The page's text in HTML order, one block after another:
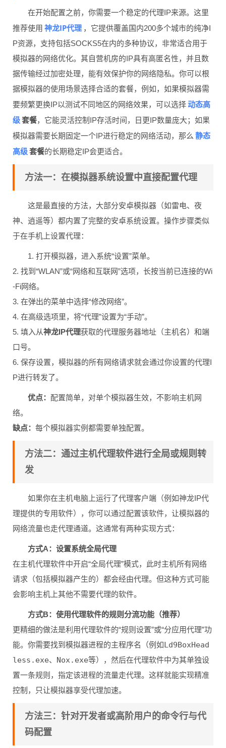
在开始配置之前，你需要一个稳定的代理IP来源。这里
推荐使用 神龙IP代理 ，它提供覆盖国内200多个城市的纯净I
P资源，支持包括SOCKS5在内的多种协议，非常适合用于
模拟器的网络优化。其自营机房的IP具有高匿名性，并且数
据传输经过加密处理，能有效保护你的网络隐私。你可以根
据模拟器的使用场景选择合适的套餐，例如，如果模拟器需
要频繁更换IP以测试不同地区的网络效果，可以选择动态高
级套餐，它能灵活控制IP存活时间，日更IP数量庞大；如果
模拟器需要长期固定一个IP进行稳定的网络活动，那么 静态
高级套餐的长期稳定IP会更适合。
方法一：在模拟器系统设置中直接配置代理
这是最直接的方法，大部分安卓模拟器（如雷电、夜
神、逍遥等）都内置了完整的安卓系统设置。操作步骤类似
于在手机上设置代理：
1. 打开模拟器，进入系统“设置”菜单。
2. 找到“WLAN”或“网络和互联网”选项，长按当前已连接的Wi
-Fi网络。
3. 在弹出的菜单中选择“修改网络”。
4. 在高级选项里，将“代理”设置为“手动”。
5. 填入从神龙IP代理获取的代理服务器地址（主机名）和端
口号。
6. 保存设置，模拟器的所有网络请求就会通过你设置的代理I
P进行转发了。
优点： 配置简单，对单个模拟器生效，不影响主机网
络。
缺点： 每个模拟器实例都需要单独配置。
方法二：通过主机代理软件进行全局或规则转
发
如果你在主机电脑上运行了代理客户端（例如神龙IP代
理提供的专用软件），你可以通过配置该软件，让模拟器的
网络流量也走代理通道。这通常有两种实现方式：
方式A：设置系统全局代理
在主机代理软件中开启“全局代理”模式，此时主机所有网络
请求（包括模拟器产生的）都会经由代理。但这种方式可能
会影响主机上其他不需要代理的软件。
方式B：使用代理软件的规则分流功能（推荐）
更精细的做法是利用代理软件的“规则设置”或“分应用代理”功
能。你需要找到模拟器进程的主程序名（例如Ld9BoxHead
less.exe、 Nox.exe等），然后在代理软件中为其单独设
置一条规则，指定该进程的流量走代理。这样就能实现精准
控制，只让模拟器享受代理加速。
方法三：针对开发者或高阶用户的命令行与代
码配置